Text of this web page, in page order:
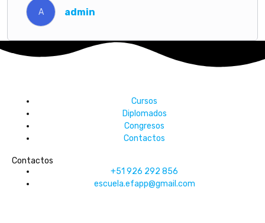
A admin
Cursos
Diplomados
Congresos
Contactos
Contactos
+51 926 292 856
escuela.efapp@gmail.com